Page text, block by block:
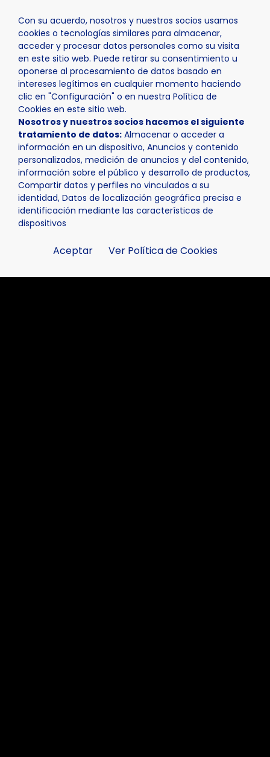
Con su acuerdo, nosotros y nuestros socios usamos
cookies o tecnologías similares para almacenar,
acceder y procesar datos personales como su visita
en este sitio web. Puede retirar su consentimiento u
oponerse al procesamiento de datos basado en
intereses legítimos en cualquier momento haciendo
clic en "Configuración" o en nuestra Política de
Cookies en este sitio web.
Nosotros y nuestros socios hacemos el siguiente
tratamiento de datos: Almacenar o acceder a
información en un dispositivo, Anuncios y contenido
personalizados, medición de anuncios y del contenido,
información sobre el público y desarrollo de productos,
Compartir datos y perfiles no vinculados a su
identidad, Datos de localización geográfica precisa e
identificación mediante las características de
dispositivos
Aceptar Ver Política de Cookies
Inicio Actualidad Noticias Noticia - La NBA